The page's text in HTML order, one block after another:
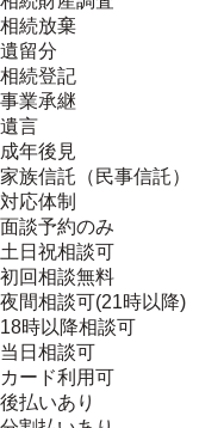
相続放棄
遺留分
相続登記
事業承継
遺言
成年後見
家族信託（民事信託）
対応体制
面談予約のみ
土日祝相談可
初回相談無料
夜間相談可(21時以降)
18時以降相談可
当日相談可
カード利用可
後払いあり